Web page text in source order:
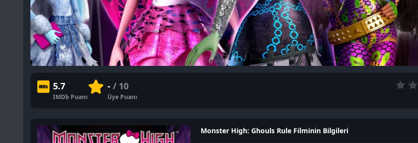
5.7
IMDb Puanı
-/ 10
Üye Puanı
Monster High: Ghouls Rule Filminin Bilgileri